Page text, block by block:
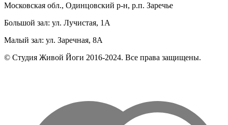
Московская обл., Одинцовский р-н, р.п. Заречье
Большой зал: ул. Лучистая, 1А
Малый зал: ул. Заречная, 8А
© Студия Живой Йоги 2016-2024. Все права защищены.